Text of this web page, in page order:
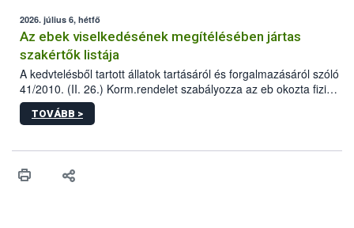
2026. július 6, hétfő
Az ebek viselkedésének megítélésében jártas
szakértők listája
A kedvtelésből tartott állatok tartásáról és forgalmazásáról szóló
41/2010. (II. 26.) Korm.rendelet szabályozza az eb okozta fizikai
sérülés, illetve ennek veszélye keletkezésekor felmerülő
hatósági feladatokat, valamint a veszélyes eb tartását és annak
vonni az ebek viselkedésének megítélésében jártas szakértőt.
TOVÁBB >